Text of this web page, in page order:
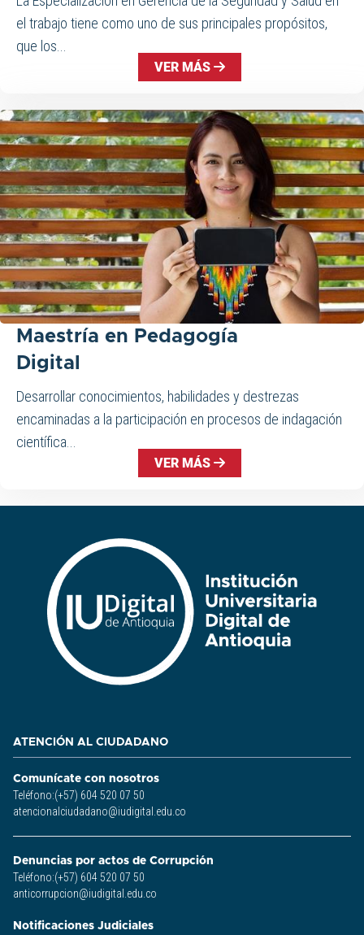
el trabajo tiene como uno de sus principales propósitos,
que los...
VER MÁS
Maestría en Pedagogía
Digital
Desarrollar conocimientos, habilidades y destrezas
encaminadas a la participación en procesos de indagación
científica...
VER MÁS
ATENCIÓN AL CIUDADANO
Comunícate con nosotros
Teléfono:(+57) 604 520 07 50
atencionalciudadano@iudigital.edu.co
Denuncias por actos de Corrupción
Teléfono:(+57) 604 520 07 50
anticorrupcion@iudigital.edu.co
Notificaciones Judiciales